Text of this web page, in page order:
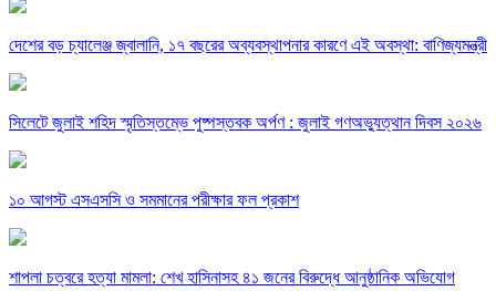
দেশের বড় চ্যালেঞ্জ জ্বালানি, ১৭ বছরের অব্যবস্থাপনার কারণে এই অবস্থা: বাণিজ্যমন্ত্রী
সিলেটে জুলাই শহিদ স্মৃতিস্তম্ভে পুষ্পস্তবক অর্পণ : জুলাই গণঅভ্যুত্থান দিবস ২০২৬
১০ আগস্ট এসএসসি ও সমমানের পরীক্ষার ফল প্রকাশ
শাপলা চত্বরে হত্যা মামলা: শেখ হাসিনাসহ ৪১ জনের বিরুদ্ধে আনুষ্ঠানিক অভিযোগ